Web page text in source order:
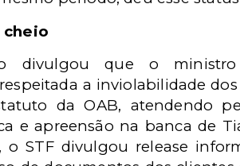
cheio
divulgou que o ministro
a inviolabilidade
da OAB, atendendo
e apreensão na banca de
o STF divulgou release